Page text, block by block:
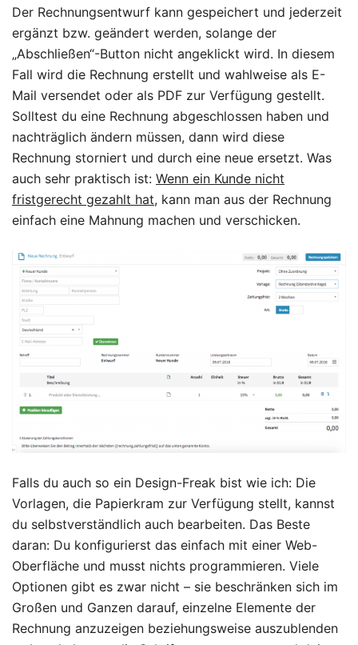
Der Rechnungsentwurf kann gespeichert und jederzeit
ergänzt bzw. geändert werden, solange der
„Abschließen“-Button nicht angeklickt wird. In diesem
Fall wird die Rechnung erstellt und wahlweise als E-
Mail versendet oder als PDF zur Verfügung gestellt.
Solltest du eine Rechnung abgeschlossen haben und
nachträglich ändern müssen, dann wird diese
Rechnung storniert und durch eine neue ersetzt. Was
auch sehr praktisch ist: Wenn ein Kunde nicht
fristgerecht gezahlt hat, kann man aus der Rechnung
einfach eine Mahnung machen und verschicken.
Falls du auch so ein Design-Freak bist wie ich: Die
Vorlagen, die Papierkram zur Verfügung stellt, kannst
du selbstverständlich auch bearbeiten. Das Beste
daran: Du konfigurierst das einfach mit einer Web-
Oberfläche und musst nichts programmieren. Viele
Optionen gibt es zwar nicht – sie beschränken sich im
Großen und Ganzen darauf, einzelne Elemente der
Rechnung anzuzeigen beziehungsweise auszublenden